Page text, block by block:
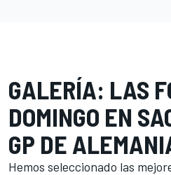
GALERÍA: LAS
DOMINGO EN
GP DE
Hemos seleccionado las